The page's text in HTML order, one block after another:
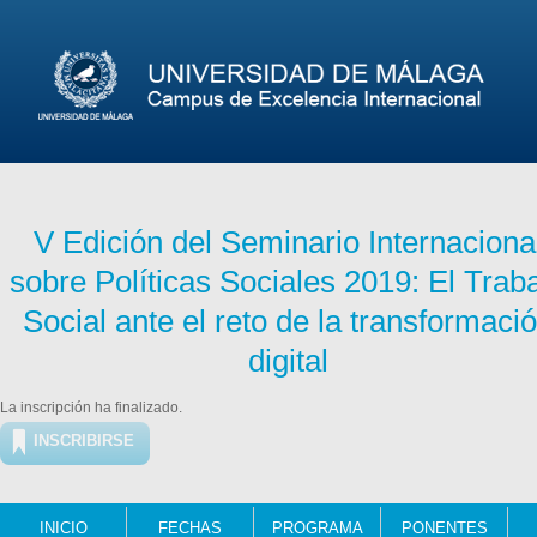
V Edición del Seminario
sobre Políticas Sociales 2019: El
Social ante el reto de la
digital
La inscripción ha finalizado.
INSCRIBIRSE
INICIO FECHAS PROGRAMA PONENTES